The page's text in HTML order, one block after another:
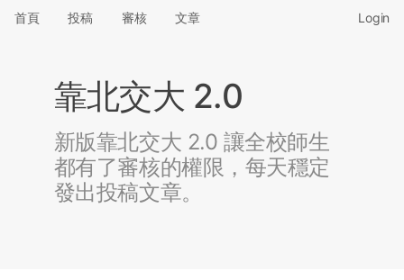
首頁 投稿 審核 文章 Login
靠北交大 2.0
新版靠北交大 2.0 讓全校師生
都有了審核的權限，每天穩定
發出投稿文章。